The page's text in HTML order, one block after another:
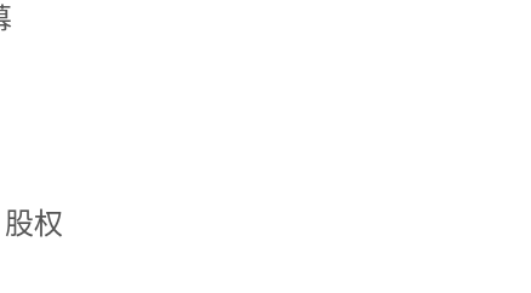
权